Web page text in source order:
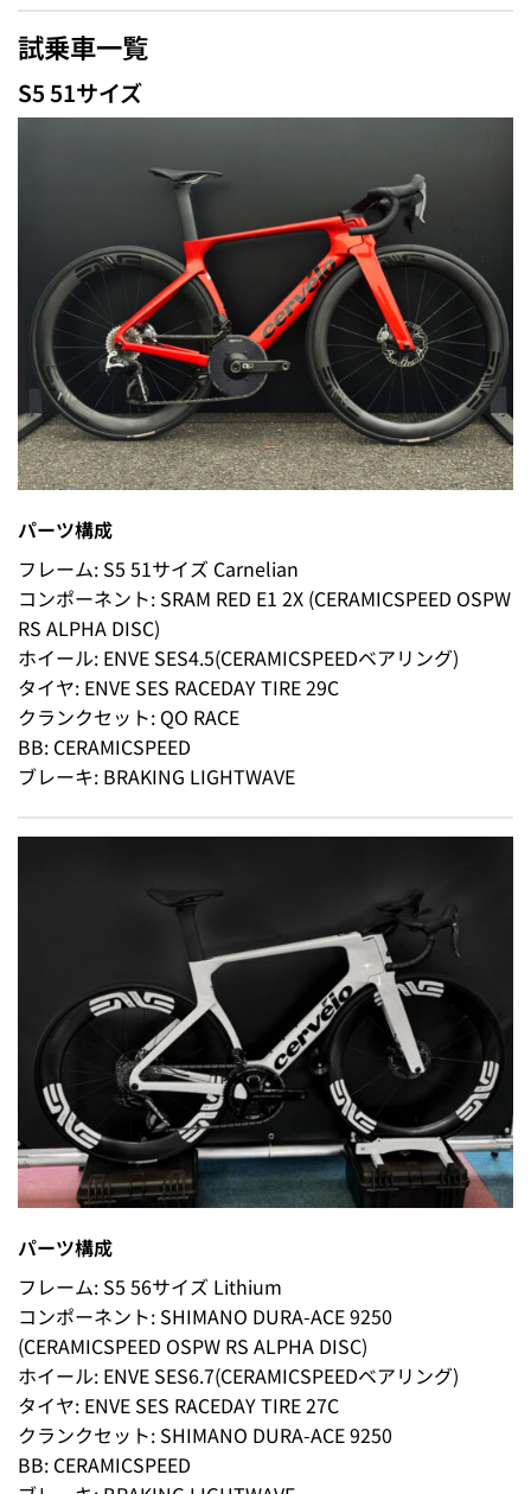
試乗車一覧
S5 51サイズ
パーツ構成
フレーム: S5 51サイズ Carnelian
コンポーネント: SRAM RED E1 2X (CERAMICSPEED OSPW
RS ALPHA DISC)
ホイール: ENVE SES4.5(CERAMICSPEEDベアリング)
タイヤ: ENVE SES RACEDAY TIRE 29C
クランクセット: QO RACE
BB: CERAMICSPEED
ブレーキ: BRAKING LIGHTWAVE
パーツ構成
フレーム: S5 56サイズ Lithium
コンポーネント: SHIMANO DURA-ACE 9250
(CERAMICSPEED OSPW RS ALPHA DISC)
ホイール: ENVE SES6.7(CERAMICSPEEDベアリング)
タイヤ: ENVE SES RACEDAY TIRE 27C
クランクセット: SHIMANO DURA-ACE 9250
BB: CERAMICSPEED